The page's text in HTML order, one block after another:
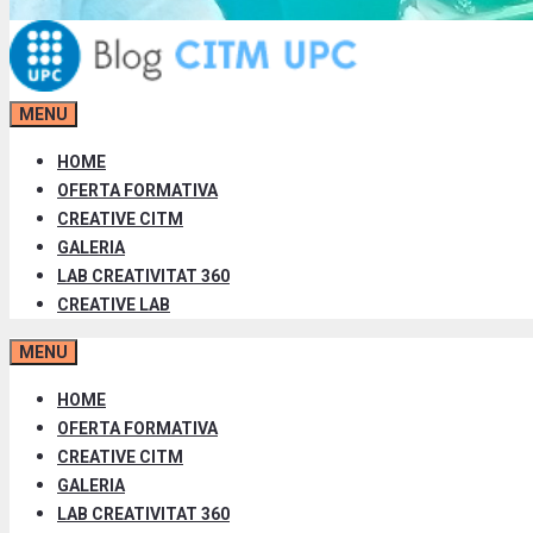
MENU
HOME
OFERTA FORMATIVA
CREATIVE CITM
GALERIA
LAB CREATIVITAT 360
CREATIVE LAB
MENU
HOME
OFERTA FORMATIVA
CREATIVE CITM
GALERIA
LAB CREATIVITAT 360